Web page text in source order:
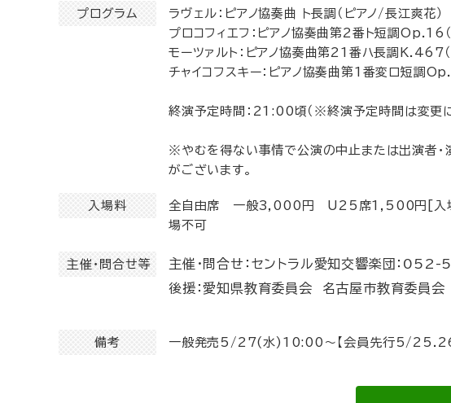
プログラム
ラヴェル：ピアノ協奏曲 ト長調（ピアノ/長江爽花）
プロコフィエフ：ピアノ協奏曲第2番ト短調Op.16
モーツァルト：ピアノ協奏曲第21番ハ長調K.467
チャイコフスキー：ピアノ協奏曲第1番変ロ短調
終演予定時間：21:00頃（※終演予定時間は変更
※やむを得ない事情で公演の中止または出演者・
がございます。
入場料
全自由席 一般3,000円 U25席1,500円[入
場不可
主催・問合せ等
主催・問合せ：セントラル愛知交響楽団：
後援：愛知県教育委員会 名古屋市教育委員会
備考 一般発売5/27(水)10:00～【会員先行5/25.26